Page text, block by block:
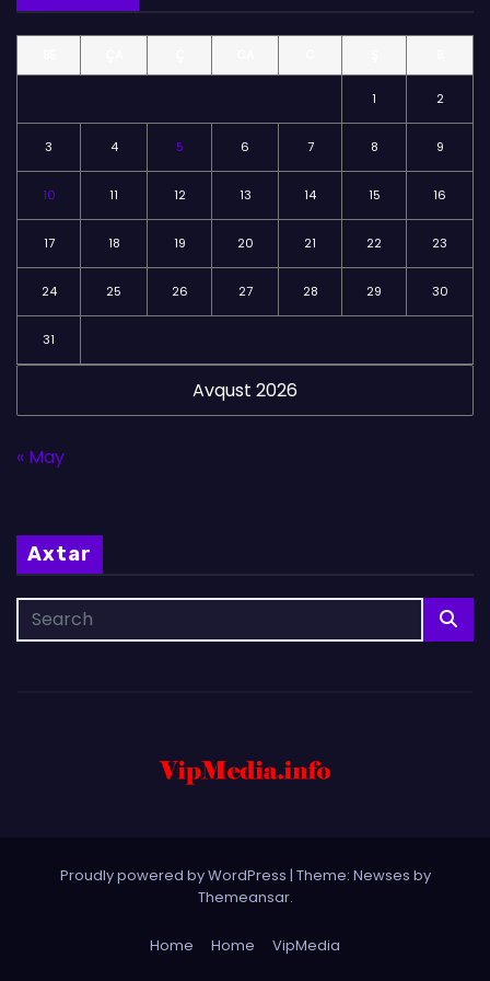
l
Avqust 2026
1 2
3 4 5 6 7 8 9
10 11 12 13 14 15 16
17 18 19 20 21 22 23
24 25 26 27 28 29 30
31
« May
Axtar
Proudly powered by WordPress | Theme: Newses by
Themeansar.
Home Home VipMedia